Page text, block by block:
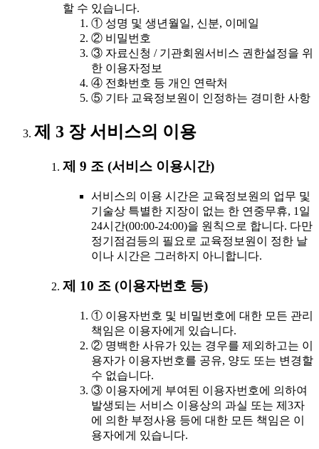
할 수 있습니다.
① 성명 및 생년월일, 신분, 이메일
② 비밀번호
③ 자료신청 / 기관회원서비스 권한설정을 위
한 이용자정보
④ 전화번호 등 개인 연락처
⑤ 기타 교육정보원이 인정하는 경미한 사항
제 3 장 서비스의 이용
제 9 조 (서비스 이용시간)
서비스의 이용 시간은 교육정보원의 업무 및
기술상 특별한 지장이 없는 한 연중무휴, 1일
24시간(00:00-24:00)을 원칙으로 합니다. 다만
정기점검등의 필요로 교육정보원이 정한 날
이나 시간은 그러하지 아니합니다.
제 10 조 (이용자번호 등)
① 이용자번호 및 비밀번호에 대한 모든 관리
책임은 이용자에게 있습니다.
② 명백한 사유가 있는 경우를 제외하고는 이
용자가 이용자번호를 공유, 양도 또는 변경할
수 없습니다.
③ 이용자에게 부여된 이용자번호에 의하여
발생되는 서비스 이용상의 과실 또는 제3자
에 의한 부정사용 등에 대한 모든 책임은 이
용자에게 있습니다.